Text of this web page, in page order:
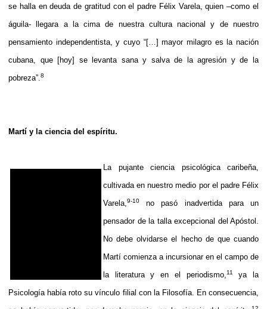
se halla en deuda de gratitud con el padre Félix Varela, quien –como el
águila- llegara a la cima de nuestra cultura nacional y de nuestro
pensamiento independentista, y cuyo “[…] mayor milagro es la nación
cubana, que [hoy] se levanta sana y salva de la agresión y de la
pobreza”. 8
Martí y la ciencia del espíritu.
La pujante ciencia psicológica caribeña,
cultivada en nuestro medio por el padre Félix
Varela, 9-10
no pasó inadvertida para un
pensador de la talla excepcional del Apóstol.
No debe olvidarse el hecho de que cuando
Martí comienza a incursionar en el campo de
la literatura y en el periodismo, 11
ya la
Psicología había roto su vínculo filial con la Filosofía. En consecuencia,